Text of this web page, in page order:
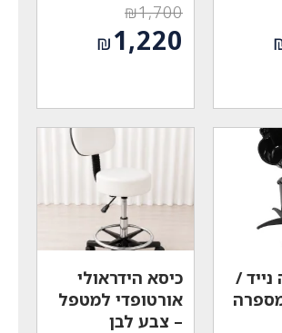
₪1,700
המחיר
המקורי
₪1,220
הוא:
₪1,220.
נייד /
כיסא הידראולי
אורטופדי למטפל
– צבע לבן